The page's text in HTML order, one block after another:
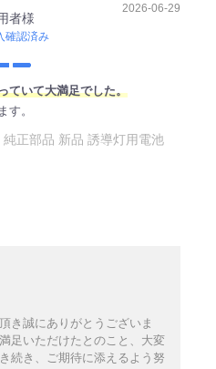
者様
確認済み
2026-06-29
ていて大満足でした。
す。
正部品 新品 誘導灯用電池
き誠にありがとうございま
足いただけたとのこと、大変
続き、ご期待に添えるよう努